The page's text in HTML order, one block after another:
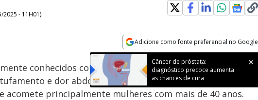
2025 - 11H01)
Adicione como fonte preferencial no Google
Opens in new window
Câncer de próstata:
diagnóstico precoce aumenta
as chances de cura
Velocidade
conhecidos como pedras na vesícula, afetam mais de
e dor abdominal estão entre os sintomas mais
acomete principalmente mulheres com mais de 40 anos.